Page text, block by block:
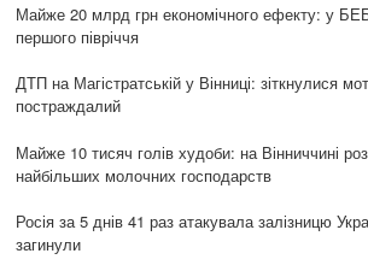
Майже 20 млрд грн економічного ефекту: у
першого півріччя
ДТП на Магістратській у Вінниці: зіткнулися
постраждалий
Майже 10 тисяч голів худоби: на Вінниччині
найбільших молочних господарств
Росія за 5 днів 41 раз атакувала залізницю
загинули